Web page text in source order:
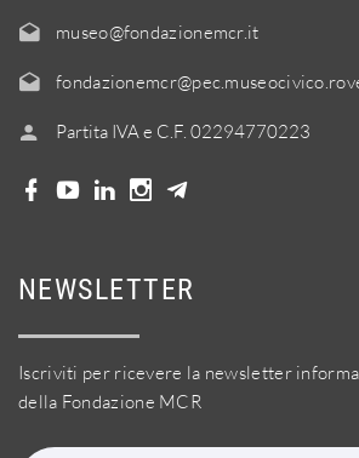
museo@fondazionemcr.it
Partita IVA e C.F. 02294770223
NEWSLETTER
Iscriviti per ricevere la newsletter
della Fondazione MCR